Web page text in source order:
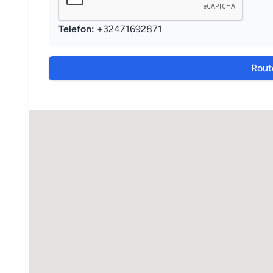
Telefon: +32471692871